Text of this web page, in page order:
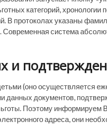
категорий, хронологии
В протоколах указаны
система
и
(оно осуществляется
данных документов,
Поэтому информируем
адреса, они